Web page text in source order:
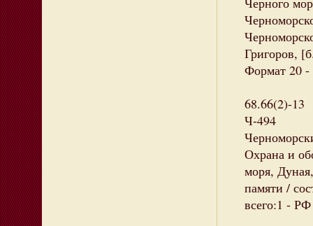
Григоров,
Формат 20 -
68.66(2)-13
Ч-494
Охрана и
моря,
памяти /
всего:1 -